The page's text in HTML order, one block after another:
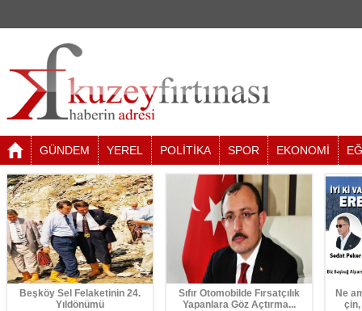
GÜNDEM YEREL POLİTİKA SPOR EKONOMİ
Beşköy Sel Felaketinin 24.
Yıldönümü
Sıfır Otomobilde Fırsatçılık
Yapanlara Göz Açtırma...
Ne